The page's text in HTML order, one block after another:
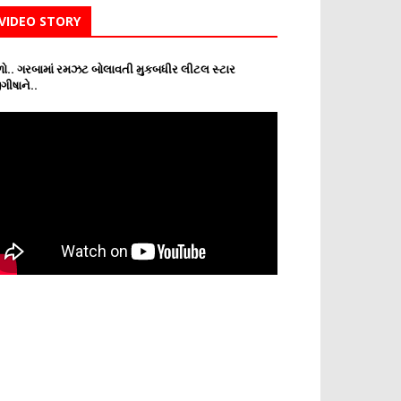
STORY
ગરબામાં રમઝટ બોલાવતી મુકબધીર લીટલ સ્ટાર